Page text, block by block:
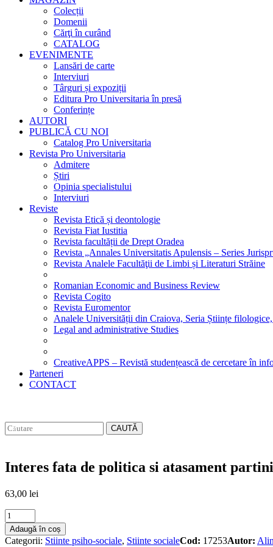
Colecții
Domenii
Cărţi în curând
CATALOG
EVENIMENTE
Lansări de carte
Interviuri
Târguri și expoziții
Editura Pro Universitaria în presă
Conferințe
AUTORI
PUBLICĂ CU NOI
Catalog Pro Universitaria
Revista Pro Universitaria
Admitere
Știri
Opinia specialistului
Interviuri
Reviste
Revista Etică și deontologie
Revista Fiat Iustitia
Revista facultății de Drept Oradea
Revista „Annales Universitatis Apulensis – Series
Revista Analele Facultăţii de Limbi și Literaturi Străine
Romanian Economic and Business Review
Revista Cogito
Revista Euromentor
Analele Universității din Craiova, Seria Științe
Legal and administrative Studies
CreativeAPPS – Revistă studențească de cercetare în
Parteneri
CONTACT
CAUTĂ
Interes fata de politica si atasament
63,00 lei
Interes
fata
de
Adaugă în coș
Categorii: Stiinte psiho-sociale, Stiinte socialeCod: 17253Autor: